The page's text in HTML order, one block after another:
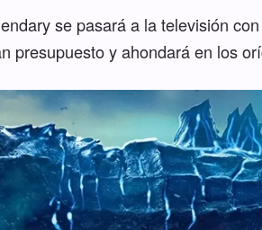
se pasará a la televisión
presupuesto y ahondará en los